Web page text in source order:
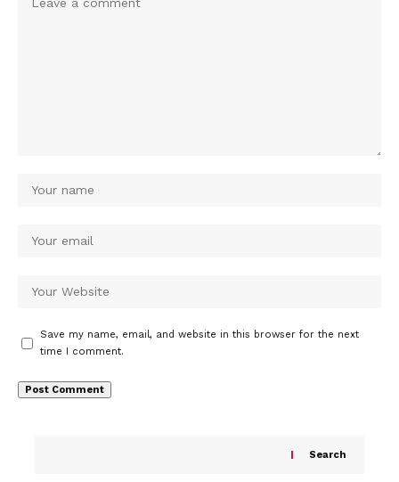
Save my name, email, and website in this browser for the next
time I comment.
Search